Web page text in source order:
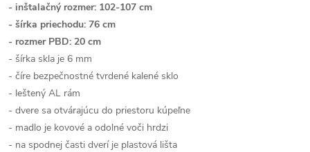
- inštalačný rozmer: 102-107 cm
- šírka priechodu: 76 cm
- rozmer PBD: 20 cm
- šírka skla je 6 mm
- číre bezpečnostné tvrdené kalené sklo
- leštený AL rám
- dvere sa otvárajúcu do priestoru kúpeľne
- madlo je kovové a odolné voči hrdzi
- na spodnej časti dverí je plastová lišta